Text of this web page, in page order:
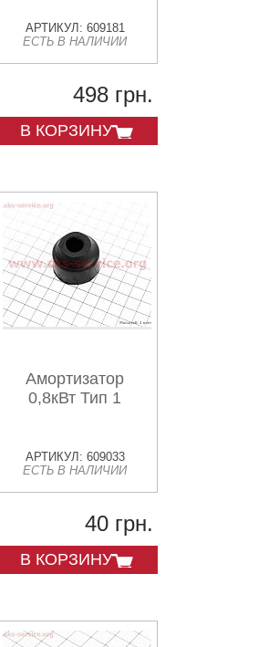
АРТИКУЛ: 609181
ЕСТЬ В НАЛИЧИИ
498 грн.
В КОРЗИНУ
Амортизатор
0,8кВт Тип 1
АРТИКУЛ: 609033
ЕСТЬ В НАЛИЧИИ
40 грн.
В КОРЗИНУ